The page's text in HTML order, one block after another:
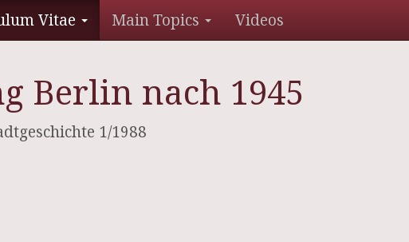
Vitae Main Topics Videos
Berlin nach 1945
1/1988